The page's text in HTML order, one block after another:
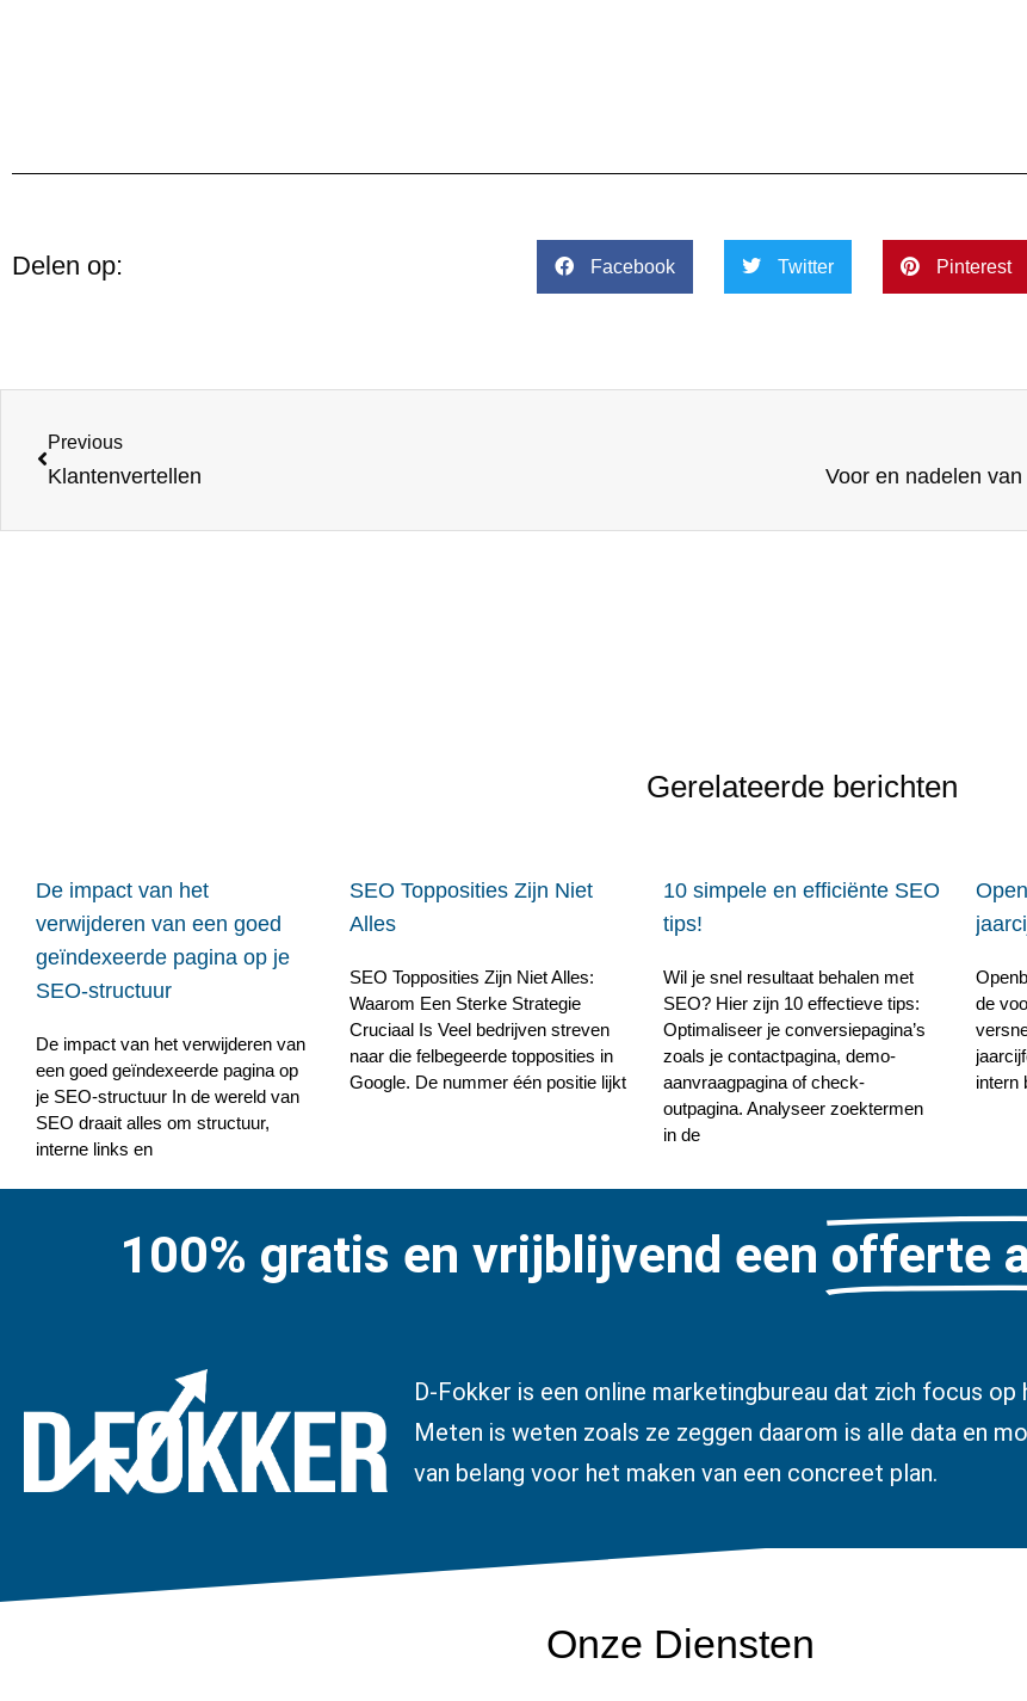
Delen op: Facebook Twitter Pinterest
Previous
Klantenvertellen Voor en nadelen
Gerelateerde berichten
De impact van het
verwijderen van een goed
geïndexeerde pagina op je
SEO-structuur
De impact van het verwijderen van
een goed geïndexeerde pagina op
je SEO-structuur In de wereld van
SEO draait alles om structuur,
interne links en
SEO Topposities Zijn Niet
Alles
SEO Topposities Zijn Niet Alles:
Waarom Een Sterke Strategie
Cruciaal Is Veel bedrijven streven
naar die felbegeerde topposities in
Google. De nummer één positie lijkt
10 simpele en efficiënte SEO
tips!
Wil je snel resultaat behalen met
SEO? Hier zijn 10 effectieve tips:
Optimaliseer je conversiepagina’s
zoals je contactpagina, demo-
aanvraagpagina of check-
outpagina. Analyseer zoektermen
in de
de
intern
100% gratis en vrijblijvend een offerte
D-Fokker is een online marketingbureau dat zich focus op
Meten is weten zoals ze zeggen daarom is alle data en
van belang voor het maken van een concreet plan.
Onze Diensten